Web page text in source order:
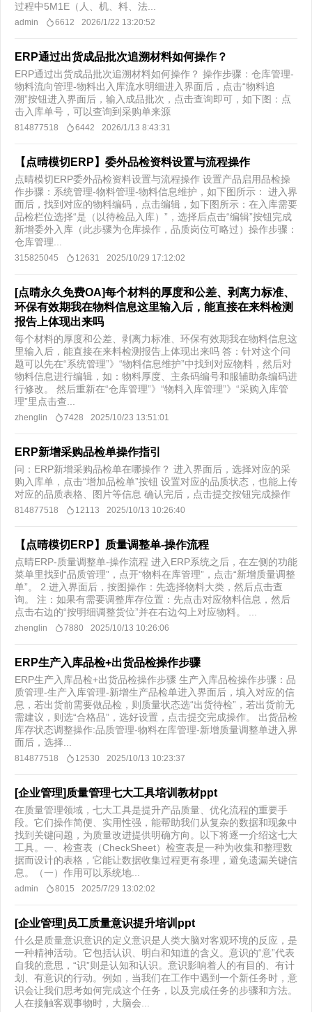
过程中5M1E（人、机、料、法...
admin 6612 2026/1/22 13:20:52
ERP通过出货成品批次追溯材料如何操作？
ERP通过出货成品批次追溯材料如何操作？ 操作步骤：仓库管理-
物料流向管理-物料出入库流水明细进入界面后，点击“物料追
溯”按钮进入界面后，输入成品批次，点击查询即可，如下图：点
击入库单号，可以查询到采购单来源
814877518 6442 2026/1/13 8:43:31
【点晴模切ERP】委外品检资料设置与流程操作
点晴模切ERP委外品检资料设置与流程操作 设置产品启用品检操
作步骤：系统管理-物料管理-物料信息维护，如下图所示： 进入界
面后，找到对应的物料编码，点击编辑，如下图所示：在入库需要
品检栏位选择“是（以待检品入库）”，选择后点击“编辑”按钮完成
新增委外入库（此步骤为仓库操作，品质岗位可略过）操作步骤：
仓库管理...
315825045 12631 2025/10/29 17:12:02
[点晴永久免费OA]每个材料的厚度和公差、剥离力标准、
环保有效期我在物料信息这里输入后，能直接在来料检测
报告上体现出来吗
每个材料的厚度和公差、剥离力标准、环保有效期我在物料信息这
里输入后，能直接在来料检测报告上体现出来吗 答：针对这个问
题可以先在“系统管理”》“物料信息维护”中找到对应物料，然后对
物料信息进行编辑，如：物料厚度、主条码编号和服辅助条编码进
行修改。 然后重新在“仓库管理”》“物料入库管理”》“采购入库管
理”里点击查...
zhenglin 7428 2025/10/23 13:51:01
ERP新增采购品检单操作指引
问：ERP新增采购品检单在哪操作？ 进入界面后，选择对应的采
购入库单，点击“增加品检单”按钮 设置对应的品质状态，也能上传
对应的品质表格、图片等信息 确认完后，点击提交按钮完成操作
814877518 12113 2025/10/13 10:26:40
【点晴模切ERP】质量调整单-操作流程
点晴ERP-质量调整单-操作流程 进入ERP系统之后，在左侧的功能
菜单里找到“品质管理”，点开“物料在库管理”，点击“新增质量调整
单”。 2.进入界面后，按图操作：先选择物料大类，然后点击查
询。 注：如果有需要调整库存位置：先点击对应物料信息，然后
点击右边的“按明细调整货位”并在右边勾上对应物料。 ...
zhenglin 7880 2025/10/13 10:26:06
ERP生产入库品检+出货品检操作步骤
ERP生产入库品检+出货品检操作步骤 生产入库品检操作步骤：品
质管理-生产入库管理-新增生产品检单进入界面后，填入对应的信
息，若出货前需要做品检，则质量状态选“出货待检”，若出货前无
需建议，则选“合格品”，选好设置，点击提交完成操作。 出货品检
库存状态调整操作:品质管理-物料在库管理-新增质量调整单进入界
面后，选择...
814877518 12530 2025/10/13 10:23:37
[企业管理]质量管理七大工具培训教材ppt
在质量管理领域，七大工具是提升产品质量、优化流程的重要手
段。它们操作简便、实用性强，能帮助我们从复杂的数据和现象中
找到关键问题，为质量改进提供明确方向。以下将逐一介绍这七大
工具。一、检查表（CheckSheet）检查表是一种为收集和整理数
据而设计的表格，它能让数据收集过程更有条理，避免遗漏关键信
息。（一）作用可以系统地...
admin 8015 2025/7/29 13:02:02
[企业管理]员工质量意识提升培训ppt
什么是质量意识意识的定义意识是人类大脑对客观环境的反应，是
一种精神活动。它包括认识、明白和知道的含义。意识的“意”代表
自我的意思，“识”则是认知和认识。意识影响着人的有目的、有计
划、有意识的行动。例如，当我们在工作中遇到一个新任务时，意
识会让我们思考如何完成这个任务，以及完成任务的步骤和方法。
人在接触客观事物时，大脑会...